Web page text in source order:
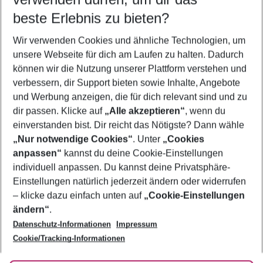
5-8 Nächte
2 Erwachsene Keine Kinder
Mehr Filter anzeigen
Footer
Footer navigation
Über uns
AGB
Bestpreisgarantie
Cookie-Einstellungen ändern
Cookie-Richtlinie
Agenturbetreuung
Barrierefreies Reisen
Folge uns
beste Erlebnis zu bieten?
Wir verwenden Cookies und ähnliche Technologien, um
unsere Webseite für dich am Laufen zu halten. Dadurch
können wir die Nutzung unserer Plattform verstehen und
verbessern, dir Support bieten sowie Inhalte, Angebote
und Werbung anzeigen, die für dich relevant sind und zu
dir passen. Klicke auf „Alle akzeptieren“, wenn du
einverstanden bist. Dir reicht das Nötigste? Dann wähle
„Nur notwendige Cookies“. Unter „Cookies
anpassen“ kannst du deine Cookie-Einstellungen
individuell anpassen. Du kannst deine Privatsphäre-
Einstellungen natürlich jederzeit ändern oder widerrufen
– klicke dazu einfach unten auf „Cookie-Einstellungen
ändern“.
Datenschutz-Informationen
Impressum
Cookie/Tracking-Informationen